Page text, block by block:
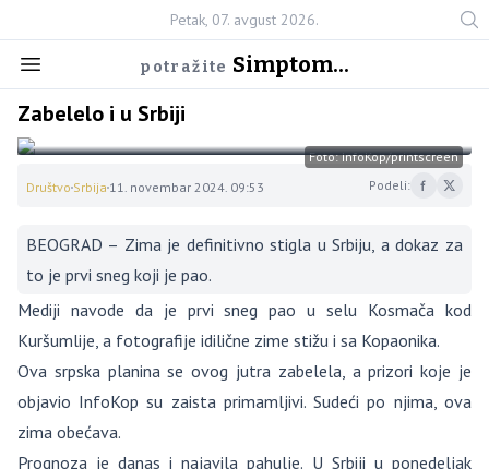
Petak, 07. avgust 2026.
potražite Simptom...
Zabelelo i u Srbiji
Foto: InfoKop/printscreen
Društvo Srbija 11. novembar 2024. 09:53 Podeli:
BEOGRAD – Zima je definitivno stigla u Srbiju, a dokaz za
to je prvi sneg koji je pao.
Mediji navode da je prvi sneg pao u selu Kosmača kod
Kuršumlije, a fotografije idilične zime stižu i sa Kopaonika.
Ova srpska planina se ovog jutra zabelela, a prizori koje je
objavio InfoKop su zaista primamljivi. Sudeći po njima, ova
zima obećava.
Prognoza je danas i najavila pahulje. U Srbiji u ponedeljak